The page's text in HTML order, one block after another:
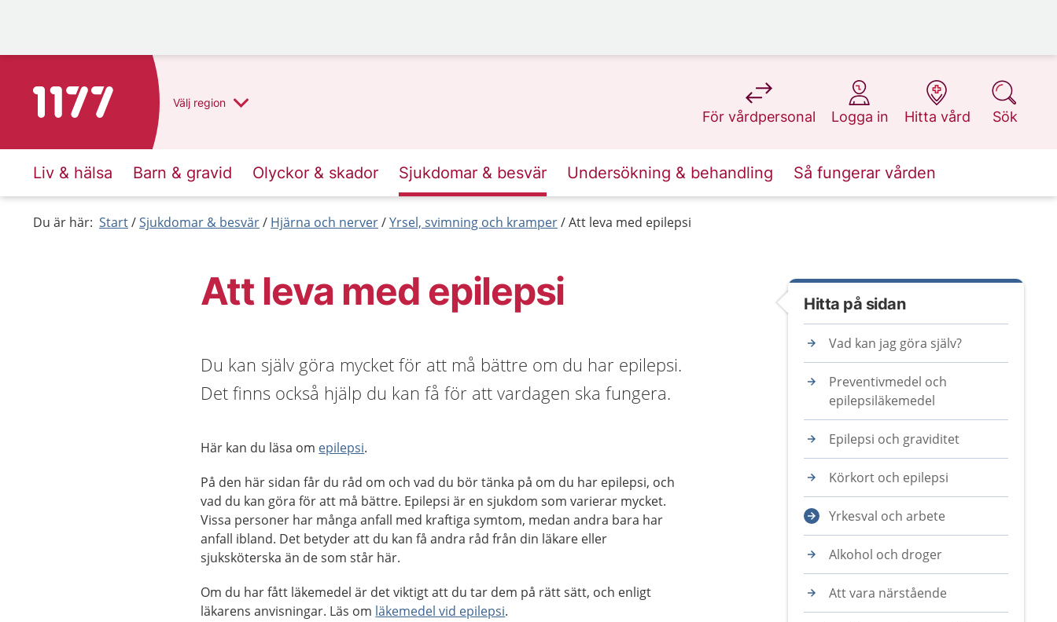
Till startsidan för 1177 Välj region
För vårdpersonal
på 1177.se
Logga in
på 1177.se
Hitta vård
på 1177.se
Sök
på 1177.se
Liv & hälsa Barn & gravid Olyckor & skador Sjukdomar & besvär Undersökning & behandling Så fungerar vården
Du är här: Start Sjukdomar & besvär Hjärna och nerver Yrsel, svimning och kramper Att leva med epilepsi
Att leva med epilepsi
Du kan själv göra mycket för att må bättre om du har epilepsi.
Det finns också hjälp du kan få för att vardagen ska fungera.
Här kan du läsa om epilepsi.
På den här sidan får du råd om och vad du bör tänka på om du har epilepsi, och
vad du kan göra för att må bättre. Epilepsi är en sjukdom som varierar mycket.
Vissa personer har många anfall med kraftiga symtom, medan andra bara har
anfall ibland. Det betyder att du kan få andra råd från din läkare eller
sjuksköterska än de som står här.
Om du har fått läkemedel är det viktigt att du tar dem på rätt sätt, och enligt
läkarens anvisningar. Läs om läkemedel vid epilepsi.
Hitta på sidan
Vad kan jag göra själv?
Preventivmedel och
epilepsiläkemedel
Epilepsi och graviditet
Körkort och epilepsi
Yrkesval och arbete
Alkohol och droger
Att vara närstående